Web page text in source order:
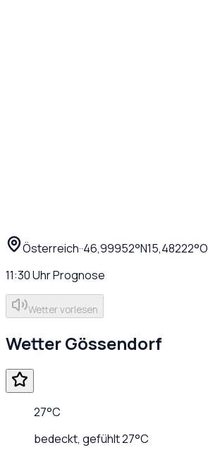
Österreich··46,99952°N15,48222°O
11:30UhrPrognose
Wetter vorlesen
WetterGössendorf
27°C
bedeckt, gefühlt27°C